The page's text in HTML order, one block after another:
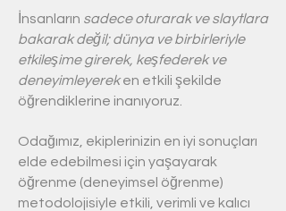
İnsanların sadece oturarak ve slaytlara
bakarak değil; dünya ve birbirleriyle
etkileşime girerek, keşfederek ve
deneyimleyereken etkili şekilde
öğrendiklerine inanıyoruz.
Odağımız, ekiplerinizin en iyi sonuçları
elde edebilmesi için yaşayarak
öğrenme (deneyimsel öğrenme)
metodolojisiyle etkili, verimli ve kalıcı